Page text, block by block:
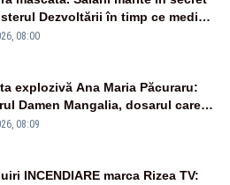
Dezvoltării în timp ce medicii
08:00
explozivă Ana Maria Păcuraru:
Damen Mangalia, dosarul care
apărarea României
08:09
INCENDIARE marca Rizea TV: